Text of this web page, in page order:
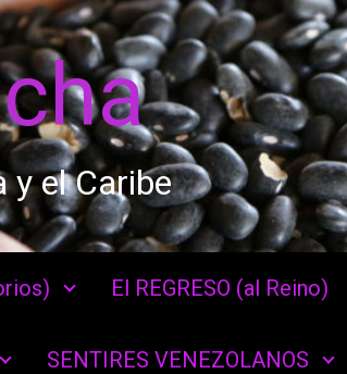
y el Caribe
El REGRESO (al Reino)
SENTIRES VENEZOLANOS